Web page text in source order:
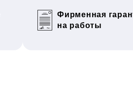
Фирменная
на работы